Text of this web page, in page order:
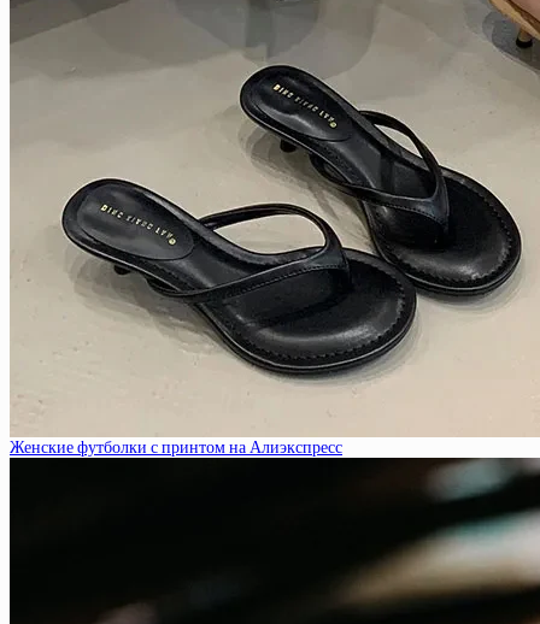
Женские футболки с принтом на Алиэкспресс